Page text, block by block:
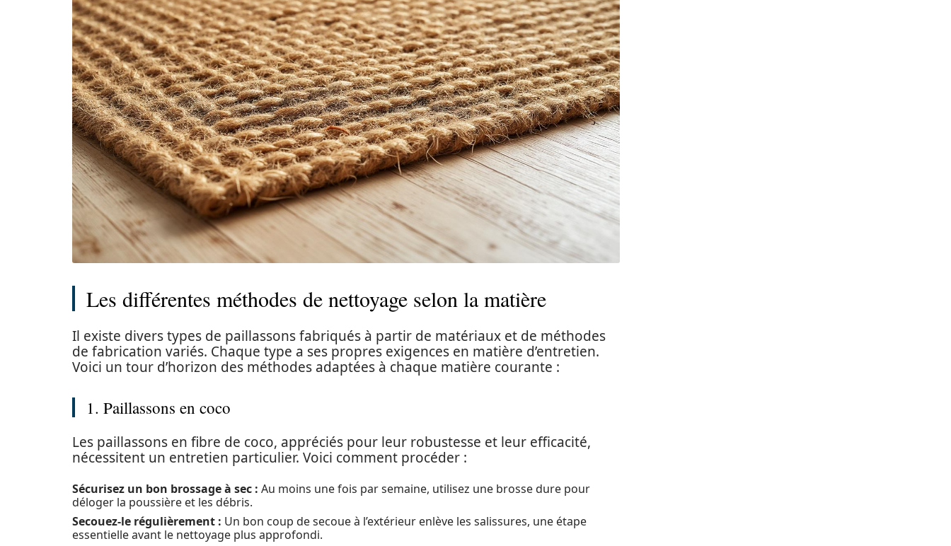
Les différentes méthodes de nettoyage selon la matière
Il existe divers types de paillassons fabriqués à partir de matériaux et de méthodes
de fabrication variés. Chaque type a ses propres exigences en matière d’entretien.
Voici un tour d’horizon des méthodes adaptées à chaque matière courante :
1. Paillassons en coco
Les paillassons en fibre de coco, appréciés pour leur robustesse et leur efficacité,
nécessitent un entretien particulier. Voici comment procéder :
Sécurisez un bon brossage à sec : Au moins une fois par semaine, utilisez une brosse dure pour
déloger la poussière et les débris.
Secouez-le régulièrement : Un bon coup de secoue à l’extérieur enlève les salissures, une étape
essentielle avant le nettoyage plus approfondi.